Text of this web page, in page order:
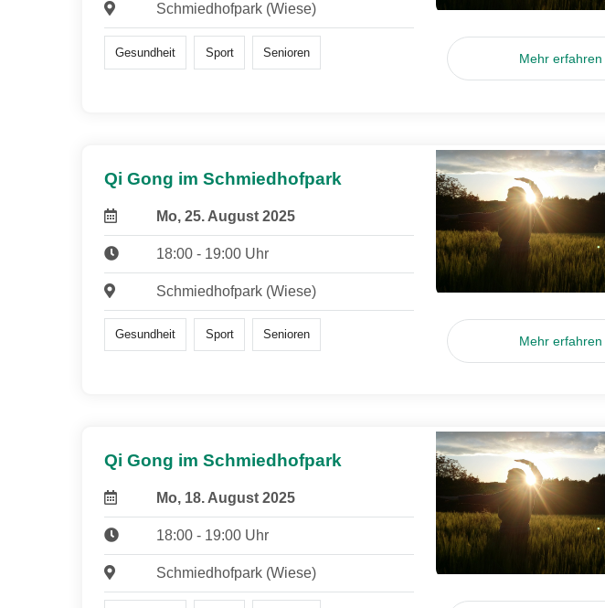
Schmiedhofpark (Wiese)
Gesundheit Sport Senioren Mehr erfahren
Qi Gong im Schmiedhofpark
Mo, 25. August 2025
18:00 - 19:00 Uhr
Schmiedhofpark (Wiese)
Gesundheit Sport Senioren Mehr erfahren
Qi Gong im Schmiedhofpark
Mo, 18. August 2025
18:00 - 19:00 Uhr
Schmiedhofpark (Wiese)